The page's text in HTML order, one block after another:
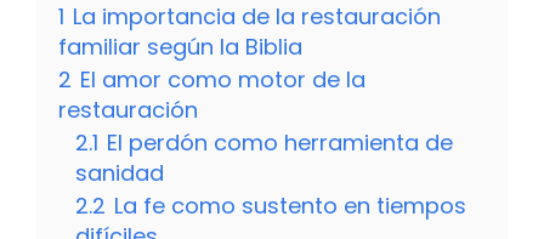
1 La importancia de la restauración
familiar según la Biblia
2 El amor como motor de la
restauración
2.1 El perdón como herramienta de
sanidad
2.2 La fe como sustento en tiempos